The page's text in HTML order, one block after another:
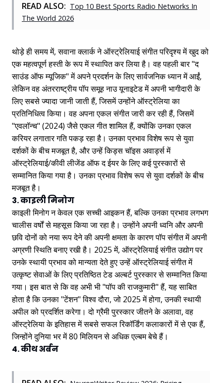
READ ALSO: Top 10 Best Sports Radio Networks In
The World 2026
थोड़े ही समय में, सवाना क्लार्क ने ऑस्ट्रेलियाई संगीत परिदृश्य में खुद को
एक महत्वपूर्ण हस्ती के रूप में स्थापित कर लिया है। वह पहली बार "द
साउंड ऑफ म्यूजिक" में अपने प्रदर्शन के लिए सार्वजनिक ध्यान में आईं,
लेकिन वह अंतरराष्ट्रीय पॉप समूह नाउ यूनाइटेड में अपनी भागीदारी के
लिए सबसे ज्यादा जानी जाती हैं, जिसमें उन्होंने ऑस्ट्रेलिया का
प्रतिनिधित्व किया। वह अपना एकल संगीत जारी कर रही हैं, जिसमें
"एवलॉन्च" (2024) जैसे एकल गीत शामिल हैं, क्योंकि उनका एकल
करियर लगातार गति पकड़ रहा है। उनका प्रभाव विशेष रूप से युवा
दर्शकों के बीच मजबूत है, और उन्हें किड्स चॉइस अवार्ड्स में
ऑस्ट्रेलियाई/कीवी लीजेंड ऑफ द ईयर के लिए कई पुरस्कारों से
सम्मानित किया गया है। उनका प्रभाव विशेष रूप से युवा दर्शकों के बीच
मजबूत है।
3. काइली मिनोग
काइली मिनोग न केवल एक सच्ची आइकन हैं, बल्कि उनका प्रभाव लगभग
चालीस वर्षों से महसूस किया जा रहा है। उन्होंने अपनी ध्वनि और अपनी
छवि दोनों को नया रूप देने की अपनी क्षमता के कारण पॉप संगीत में अपनी
अग्रणी स्थिति बनाए रखी है। 2025 में, ऑस्ट्रेलियाई संगीत उद्योग पर
उनके स्थायी प्रभाव को मान्यता देते हुए उन्हें ऑस्ट्रेलियाई संगीत में
उत्कृष्ट सेवाओं के लिए प्रतिष्ठित टेड अल्बर्ट पुरस्कार से सम्मानित किया
गया। इस बात से कि वह अभी भी "पॉप की राजकुमारी" हैं, यह साबित
होता है कि उनका "टेंशन" विश्व दौरा, जो 2025 में होगा, उनकी स्थायी
अपील को प्रदर्शित करेगा। दो ग्रैमी पुरस्कार जीतने के अलावा, वह
ऑस्ट्रेलिया के इतिहास में सबसे सफल रिकॉर्डिंग कलाकारों में से एक हैं,
जिन्होंने दुनिया भर में 80 मिलियन से अधिक एल्बम बेचे हैं।
4. कीथ अर्बन